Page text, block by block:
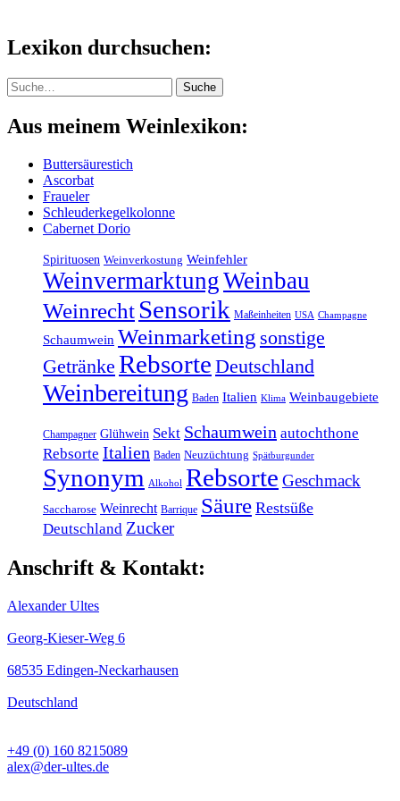
Lexikon durchsuchen:
Suche Suche
Aus meinem Weinlexikon:
Buttersäurestich
Ascorbat
Fraueler
Schleuderkegelkolonne
Cabernet Dorio
Spirituosen Weinverkostung Weinfehler
WeinvermarktungWeinbau
Weinrecht Sensorik Maßeinheiten USA Champagne
Schaumwein Weinmarketing sonstige
Getränke Rebsorte Deutschland
Weinbereitung Baden Italien Klima Weinbaugebiete
Champagner Glühwein Sekt Schaumwein autochthone
Rebsorte Italien Baden Neuzüchtung Spätburgunder
Synonym Alkohol Rebsorte Geschmack
Saccharose Weinrecht Barrique Säure Restsüße
Deutschland Zucker
Anschrift & Kontakt:
Alexander Ultes
Georg-Kieser-Weg 6
68535 Edingen-Neckarhausen
Deutschland
+49 (0) 160 8215089
alex@der-ultes.de